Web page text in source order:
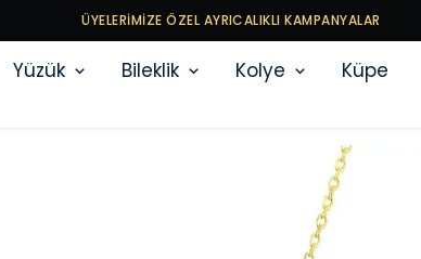
ÜYELERİMİZE ÖZEL AYRICALIKLI KAMPANYALAR
Yüzük Bileklik Kolye Küpe